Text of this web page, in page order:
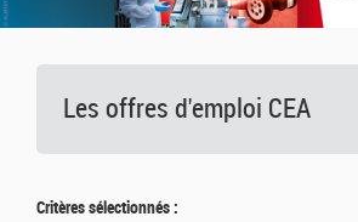
Les offres d'emploi CEA
Critères sélectionnés :